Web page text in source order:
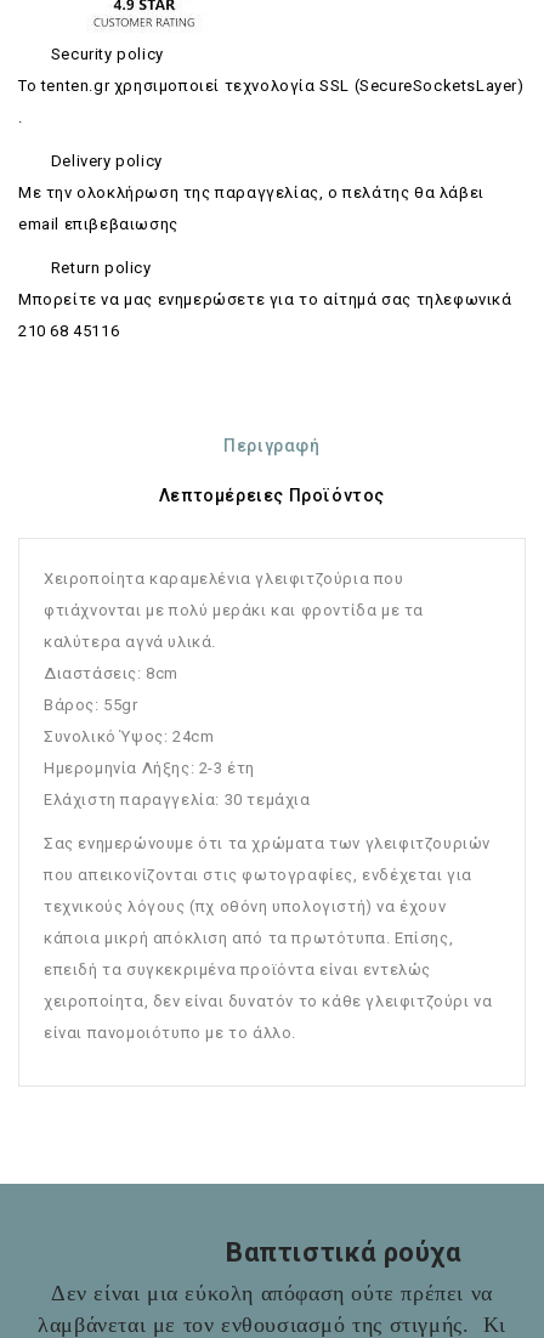
Security policy
Το tenten.gr χρησιμοποιεί τεχνολογία SSL (SecureSocketsLayer)
Delivery policy
Με την ολοκλήρωση της παραγγελίας, ο πελάτης θα λάβει
email επιβεβαιωσης
Return policy
Mπορείτε να μας ενημερώσετε για το αίτημά σας τηλεφωνικά
210 68 45116
Περιγραφή
Λεπτομέρειες Προϊόντος
Χειροποίητα καραμελένια γλειφιτζούρια που
φτιάχνονται με πολύ μεράκι και φροντίδα με τα
καλύτερα αγνά υλικά.
Διαστάσεις: 8cm
Βάρος: 55gr
Συνολικό Ύψος: 24cm
Ημερομηνία Λήξης: 2-3 έτη
Ελάχιστη παραγγελία: 30 τεμάχια
Σας ενημερώνουμε ότι τα χρώματα των γλειφιτζουριών
που απεικονίζονται στις φωτογραφίες, ενδέχεται για
τεχνικούς λόγους (πχ οθόνη υπολογιστή) να έχουν
κάποια μικρή απόκλιση από τα πρωτότυπα. Επίσης,
επειδή τα συγκεκριμένα προϊόντα είναι εντελώς
χειροποίητα, δεν είναι δυνατόν το κάθε γλειφιτζούρι να
είναι πανομοιότυπο με το άλλο.
Βαπτιστικά ρούχα
Δεν είναι μια εύκολη απόφαση ούτε πρέπει να
λαμβάνεται με τον ενθουσιασμό της στιγμής. Κι